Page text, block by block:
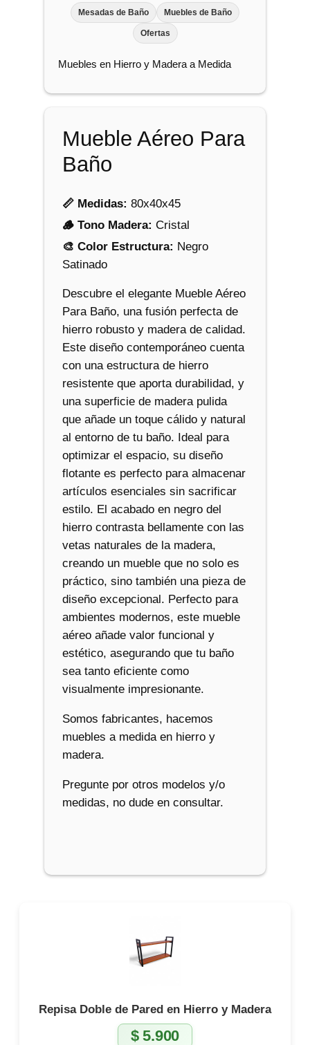
a
a
Mesadas de Baño Muebles de Baño
Ofertas
Muebles en Hierro y Madera a Medida
Mueble Aéreo Para
Baño
📏 Medidas: 80x40x45
🪵 Tono Madera: Cristal
🎨 Color Estructura: Negro
Satinado
Descubre el elegante Mueble Aéreo
Para Baño, una fusión perfecta de
hierro robusto y madera de calidad.
Este diseño contemporáneo cuenta
con una estructura de hierro
resistente que aporta durabilidad, y
una superficie de madera pulida
que añade un toque cálido y natural
al entorno de tu baño. Ideal para
optimizar el espacio, su diseño
flotante es perfecto para almacenar
artículos esenciales sin sacrificar
estilo. El acabado en negro del
hierro contrasta bellamente con las
vetas naturales de la madera,
creando un mueble que no solo es
práctico, sino también una pieza de
diseño excepcional. Perfecto para
ambientes modernos, este mueble
aéreo añade valor funcional y
estético, asegurando que tu baño
sea tanto eficiente como
visualmente impresionante.
Somos fabricantes, hacemos
muebles a medida en hierro y
madera.
Pregunte por otros modelos y/o
medidas, no dude en consultar.
Repisa Doble de Pared en Hierro y Madera
$5.900